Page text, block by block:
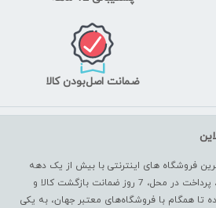
ضمانت اصل‌بودن کالا
فروشگاه های اینترنتی با بیش از یک دهه
تجربه، با پایبندی به سه اصل، پرداخت در محل، 7 روز ضمانت بازگشت کالا و
تا همگام با فروشگاه‌های معتبر جهان، به یکی